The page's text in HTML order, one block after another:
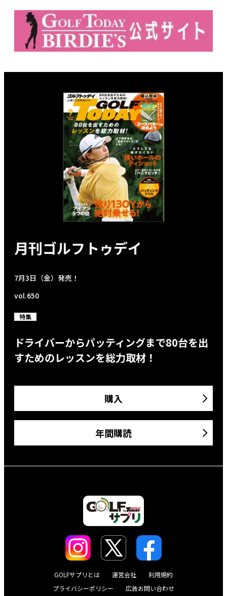
月刊ゴルフトゥデイ
7月3日（金）発売！
vol.650
特集
ドライバーからパッティングまで80台を出
すためのレッスンを総力取材！
購入
年間購読
GOLFサプリとは 運営会社
利用規約
プライバシーポリシー
広告お問い合わせ